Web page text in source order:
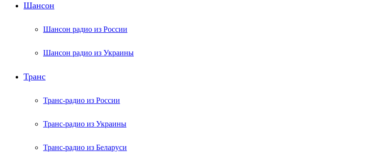
Шансон
Шансон радио из России
Шансон радио из Украины
Транс
Транс-радио из России
Транс-радио из Украины
Транс-радио из Беларуси